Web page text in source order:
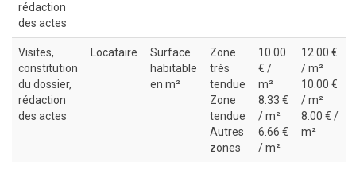
rédaction
des actes
Visites,
constitution
du dossier,
rédaction
des actes
Locataire
Surface
habitable
en m²
Zone
très
tendue
Zone
tendue
Autres
zones
10.00
€ /
m²
8.33 €
/ m²
6.66 €
/ m²
12.00 €
/ m²
10.00 €
/ m²
8.00 € /
m²